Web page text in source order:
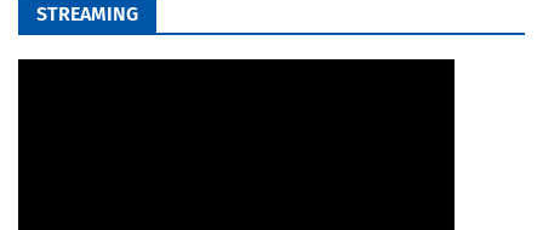
STREAMING